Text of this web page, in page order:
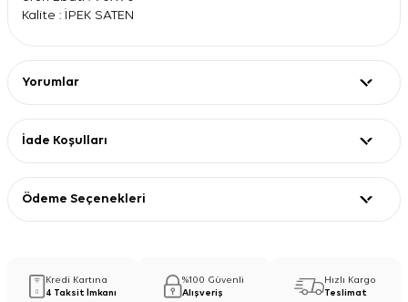
Kalite : İPEK SATEN
Yorumlar
İade Koşulları
Ödeme Seçenekleri
Kredi Kartına
4 Taksit İmkanı
%100 Güvenli
Alışveriş
Hızlı Kargo
Teslimat